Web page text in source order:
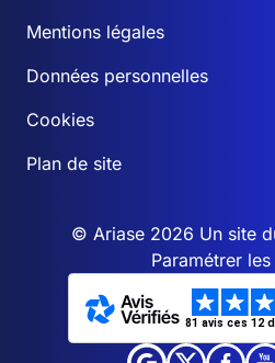
Mentions légales
Données personnelles
Cookies
Plan de site
© Ariase 2026 Un site
Paramétrer
81 avis ces 12